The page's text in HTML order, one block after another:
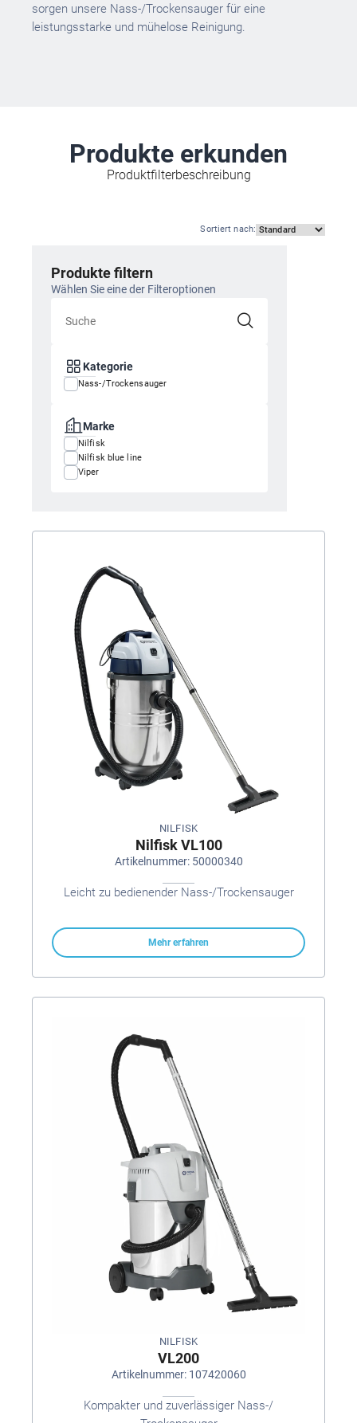
sorgen unsere Nass-/Trockensauger für eine
leistungsstarke und mühelose Reinigung.
Produkte erkunden
Produktfilterbeschreibung
Sortiert nach:
Produkte filtern
Wählen Sie eine der Filteroptionen
Kategorie
Nass-/Trockensauger
Marke
Nilfisk
Nilfisk blue line
Viper
NILFISK
Nilfisk VL100
Artikelnummer: 50000340
Leicht zu bedienender Nass-/Trockensauger
Mehr erfahren
NILFISK
VL200
Artikelnummer: 107420060
Kompakter und zuverlässiger Nass-/